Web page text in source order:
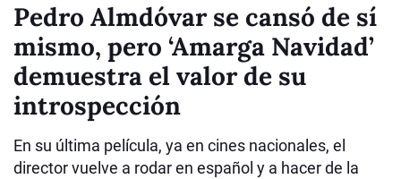
Pedro Almdóvar se cansó de sí
mismo, pero ‘Amarga Navidad’
demuestra el valor de su
introspección
En su última película, ya en cines nacionales, el
director vuelve a rodar en español y a hacer de la